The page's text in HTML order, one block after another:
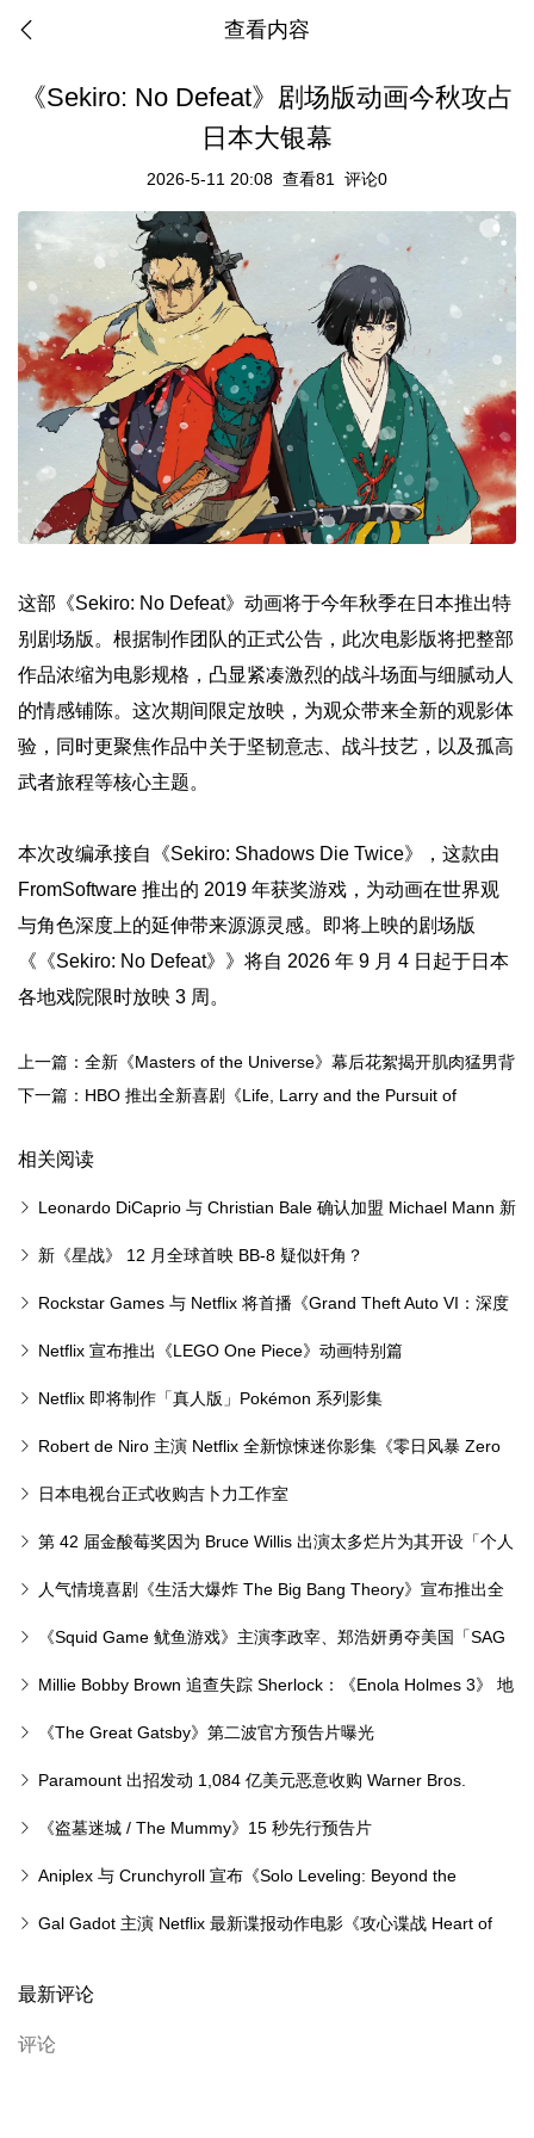
查看内容
《Sekiro: No Defeat》剧场版动画今秋攻占
日本大银幕
2026-5-11 20:08 查看81 评论0
这部《Sekiro: No Defeat》动画将于今年秋季在日本推出特
别剧场版。根据制作团队的正式公告，此次电影版将把整部
作品浓缩为电影规格，凸显紧凑激烈的战斗场面与细腻动人
的情感铺陈。这次期间限定放映，为观众带来全新的观影体
验，同时更聚焦作品中关于坚韧意志、战斗技艺，以及孤高
武者旅程等核心主题。
本次改编承接自《Sekiro: Shadows Die Twice》，这款由
FromSoftware 推出的 2019 年获奖游戏，为动画在世界观
与角色深度上的延伸带来源源灵感。即将上映的剧场版
《《Sekiro: No Defeat》》将自 2026 年 9 月 4 日起于日本
各地戏院限时放映 3 周。
上一篇：全新《Masters of the Universe》幕后花絮揭开肌肉猛男背
后真面目
下一篇：HBO 推出全新喜剧《Life, Larry and the Pursuit of
相关阅读
Leonardo DiCaprio 与 Christian Bale 确认加盟 Michael Mann 新
片《Heat 2》
新《星战》 12 月全球首映 BB-8 疑似奸角？
Rockstar Games 与 Netflix 将首播《Grand Theft Auto VI：深度
前瞻》
Netflix 宣布推出《LEGO One Piece》动画特别篇
Netflix 即将制作「真人版」Pokémon 系列影集
Robert de Niro 主演 Netflix 全新惊悚迷你影集《零日风暴 Zero
Day》首支预告释出
日本电视台正式收购吉卜力工作室
第 42 届金酸莓奖因为 Bruce Willis 出演太多烂片为其开设「个人
特别奖」
人气情境喜剧《生活大爆炸 The Big Bang Theory》宣布推出全
新衍生剧
《Squid Game 鱿鱼游戏》主演李政宰、郑浩妍勇夺美国「SAG
演员工会奖」视帝视后
Millie Bobby Brown 追查失踪 Sherlock：《Enola Holmes 3》 地
中海惊险新章
《The Great Gatsby》第二波官方预告片曝光
Paramount 出招发动 1,084 亿美元恶意收购 Warner Bros.
Discovery 力阻 Netflix
《盗墓迷城 / The Mummy》15 秒先行预告片
Aniplex 与 Crunchyroll 宣布《Solo Leveling: Beyond the
System》剧场版动画
Gal Gadot 主演 Netflix 最新谍报动作电影《攻心谍战 Heart of
最新评论